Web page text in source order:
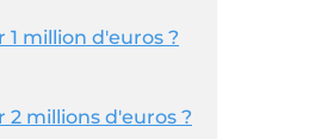
million d'euros ?
millions d'euros ?